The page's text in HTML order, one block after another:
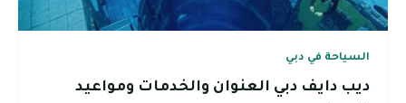
السياحة في دبي
ديب دايف دبي العنوان والخدمات ومواعيد